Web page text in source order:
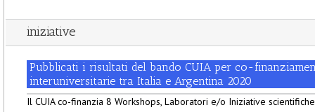
iniziative
Pubblicati i risultati del bando CUIA per co-
interuniversitarie tra Italia e Argentina 2020
Il CUIA co-finanzia 8 Workshops, Laboratori e/o Iniziative